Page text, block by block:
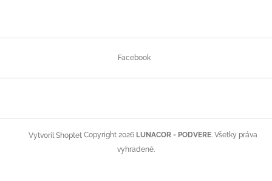
Facebook
Vytvoril Shoptet Copyright 2026 LUNACOR - PODVERE. Všetky práva
vyhradené.